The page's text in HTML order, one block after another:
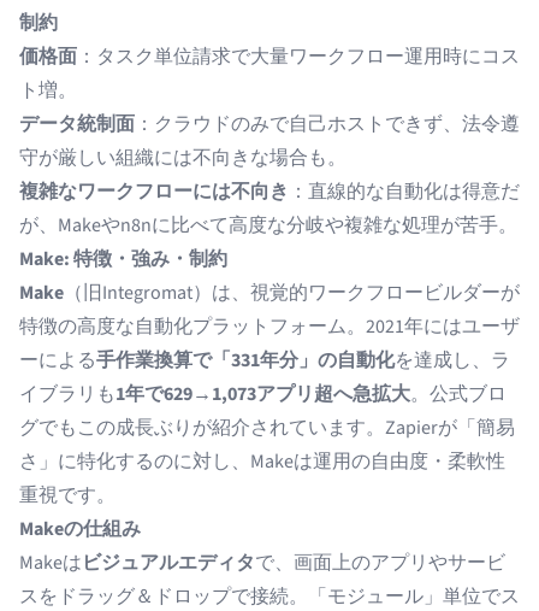
制約
価格面 ：タスク単位請求で大量ワークフロー運用時にコス
ト増。
データ統制面 ：クラウドのみで自己ホストできず、法令遵
守が厳しい組織には不向きな場合も。
複雑なワークフローには不向き ：直線的な自動化は得意だ
が、Makeやn8nに比べて高度な分岐や複雑な処理が苦手。
Make: 特徴・強み・制約
Make （旧Integromat）は、視覚的ワークフロービルダーが
特徴の高度な自動化プラットフォーム。2021年にはユーザ
ーによる手作業換算で「331年分」の自動化を達成し、ラ
イブラリも1年で629→1,073アプリ超へ急拡大。 公式ブロ
グでもこの成長ぶりが紹介されています。Zapierが「簡易
さ」に特化するのに対し、Makeは運用の自由度・柔軟性
重視です。
Makeの仕組み
Makeはビジュアルエディタで、画面上のアプリやサービ
スをドラッグ＆ドロップで接続。「モジュール」単位でス